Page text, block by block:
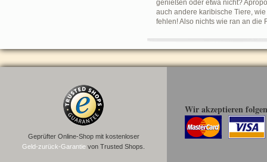
genießen oder etwa nicht?
auch andere karibische Tiere,
fehlen! Also nichts wie ran an die
Geprüfter Online-Shop mit kostenloser
Geld-zurück-Garantie von Trusted Shops.
Wir akzeptieren